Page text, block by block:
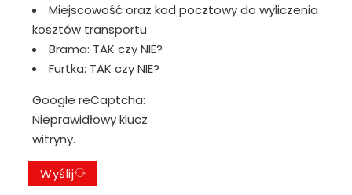
Miejscowość oraz kod pocztowy do wyliczenia
kosztów transportu
Brama: TAK czy NIE?
Furtka: TAK czy NIE?
Google reCaptcha:
Nieprawidłowy klucz
witryny.
Wyślij